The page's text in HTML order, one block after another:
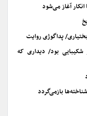
آغاز می‌شود
بختیاری/ پداگوژی روایت
خسرو شکیبایی بود/ دیداری که
بازمی‌گردد